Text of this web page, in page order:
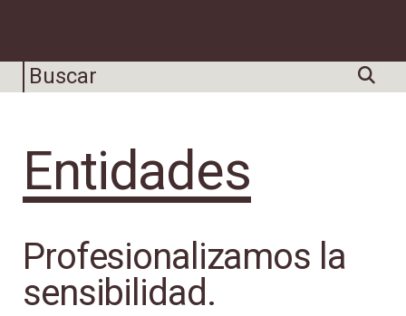
Entidades
Profesionalizamos la
sensibilidad.